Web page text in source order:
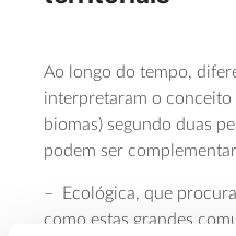
Ao longo do tempo,
interpretaram o conceito
biomas) segundo duas
podem ser
– Ecológica, que
como estas grandes